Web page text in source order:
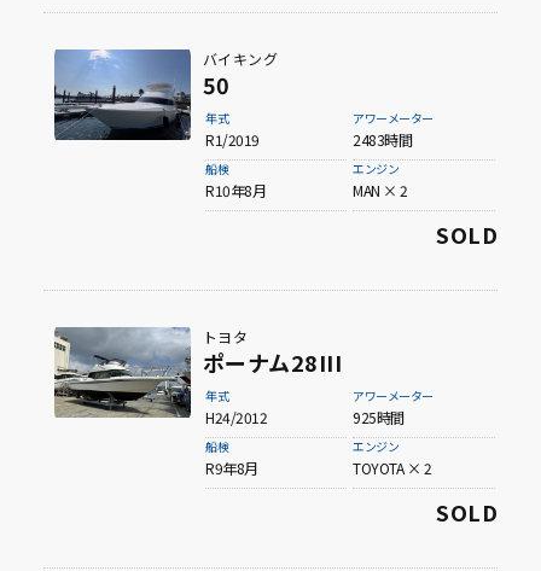
バイキング
50
年式
R1/2019
アワーメーター
2483時間
船検
R10年8月
エンジン
MAN × 2
SOLD
トヨタ
ポーナム28III
年式
H24/2012
アワーメーター
925時間
船検
R9年8月
エンジン
TOYOTA × 2
SOLD